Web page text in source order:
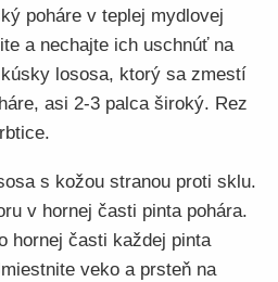
poháre v teplej mydlovej
a nechajte ich uschnúť na
lososa, ktorý sa zmestí
asi 2-3 palca široký. Rez
s kožou stranou proti sklu.
v hornej časti pinta pohára.
hornej časti každej pinta
veko a prsteň na